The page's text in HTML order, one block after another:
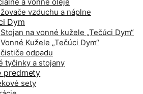
vzduchu a náplne
Dym
Stojan na vonné kužele „Tečúci Dym“
Vonné Kužele „Tečúci Dym“
čističe odpadu
tyčinky a stojany
predmety
sety